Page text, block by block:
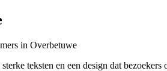
in Overbetuwe
teksten en een design dat